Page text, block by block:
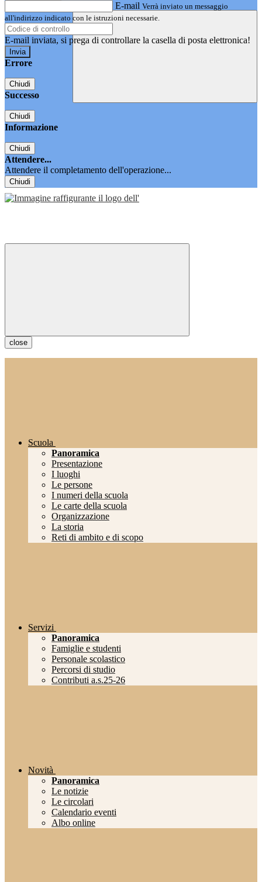
E-mail Verrà inviato un messaggio
all'indirizzo indicato con le istruzioni necessarie.
E-mail inviata, si prega di controllare la casella di posta elettronica!
Errore
Chiudi
Successo
Chiudi
Informazione
Chiudi
Attendere...
Attendere il completamento dell'operazione...
Chiudi
close
Scuola
Panoramica
Presentazione
I luoghi
Le persone
I numeri della scuola
Le carte della scuola
Organizzazione
La storia
Reti di ambito e di scopo
Servizi
Panoramica
Famiglie e studenti
Personale scolastico
Percorsi di studio
Contributi a.s.25-26
Novità
Panoramica
Le notizie
Le circolari
Calendario eventi
Albo online